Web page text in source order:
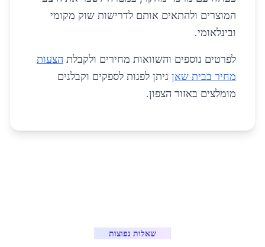
המוצרים ולהתאים אותם לדרישות שוק מקומי
ובינלאומי.
לפרטים נוספים והשוואות מחירים ולקבלת הצעות
מחיר בבית שאן ניתן לפנות לספקים וקבלנים
מומלצים באזור הצפון.
שאלות נפוצות